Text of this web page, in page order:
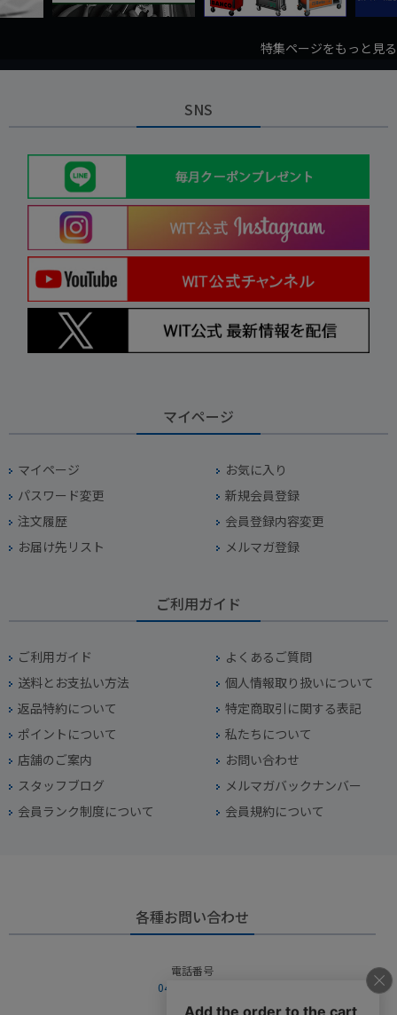
特集ページをもっと見る
SNS
マイページ
マイページ
お気に入り
パスワード変更
新規会員登録
注文履歴
会員登録内容変更
お届け先リスト
メルマガ登録
ご利用ガイド
ご利用ガイド
よくあるご質問
送料とお支払い方法
個人情報取り扱いについて
返品特約について
特定商取引に関する表記
ポイントについて
私たちについて
店舗のご案内
お問い合わせ
スタッフブログ
メルマガバックナンバー
会員ランク制度について
会員規約について
各種お問い合わせ
電話番号
045-949-2451